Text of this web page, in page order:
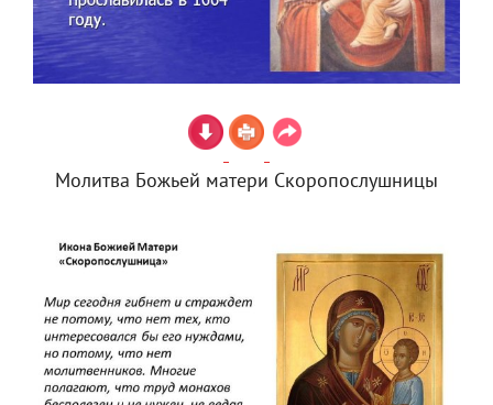
Молитва Божьей матери Скоропослушницы